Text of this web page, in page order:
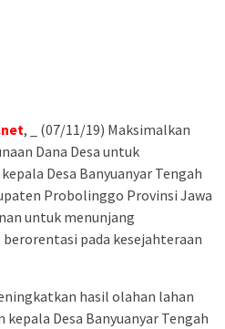
, _ (07/11/19) Maksimalkan
Dana Desa untuk
Desa Banyuanyar Tengah
Probolinggo Provinsi Jawa
untuk menunjang
pada kesejahteraan
hasil olahan lahan
Desa Banyuanyar Tengah